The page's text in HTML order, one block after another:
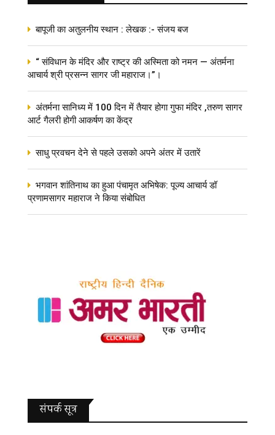
बापूजी का अतुलनीय स्थान : लेखक :- संजय बज
“ संविधान के मंदिर और राष्ट्र की अस्मिता को नमन — अंतर्मना
आचार्य श्री प्रसन्न सागर जी महाराज।”।
अंतर्मना सानिध्य में 100 दिन में तैयार होगा गुफा मंदिर ,तरुण सागर
आर्ट गैलरी होगी आकर्षण का केंद्र
साधु प्रवचन देने से पहले उसको अपने अंतर में उतारें
भगवान शांतिनाथ का हुआ पंचामृत अभिषेक: पूज्य आचार्य डॉ
प्रणामसागर महाराज ने किया संबोधित
संपर्क सूत्र